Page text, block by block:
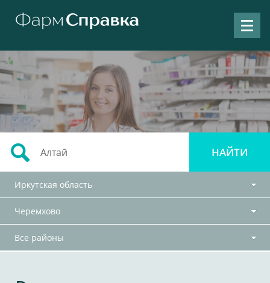
Иркутская область
Черемхово
Все районы